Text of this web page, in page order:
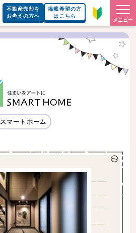
不動産売却を
お考えの方へ
掲載希望の方
はこちら
メニュー
スマートホーム